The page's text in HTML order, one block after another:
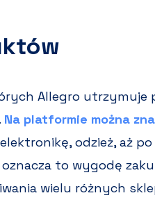
Allegro utrzymuje
Na platformie można
odzież, aż
to wygodę
wielu różnych